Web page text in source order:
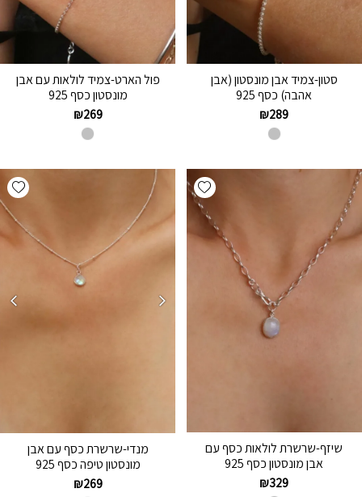
סטון-צמיד אבן מונסטון (אבן
אהבה) כסף 925
₪289
פול הארט-צמיד לולאות עם אבן
מונסטון כסף 925
₪269
Add wishlist
שיזף-שרשרת לולאות כסף עם
אבן מונסטון כסף 925
₪329
מנדי-שרשרת כסף עם אבן
מונסטון טיפה כסף 925
₪269